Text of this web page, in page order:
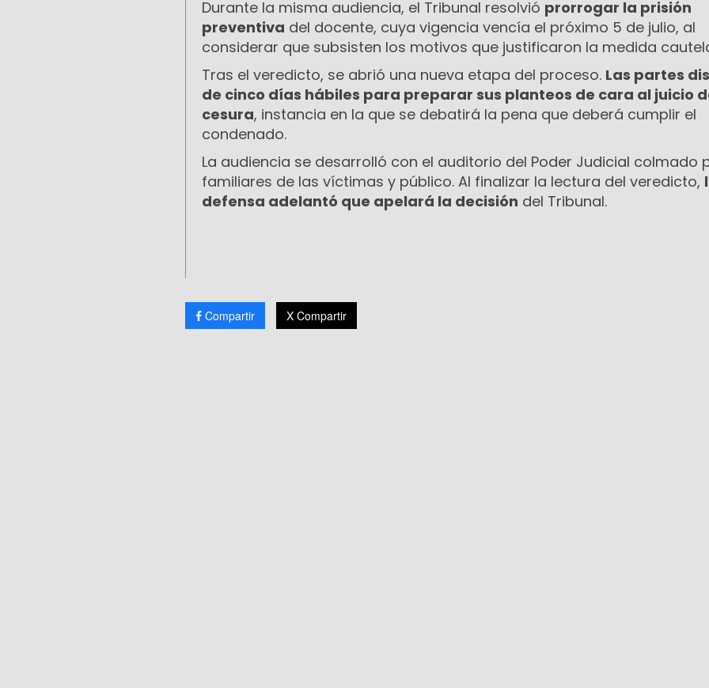
Durante la misma audiencia, el Tribunal resolvió prorrogar la prisión
preventiva del docente, cuya vigencia vencía el próximo 5 de julio, al
considerar que subsisten los motivos que justificaron la medida
Tras el veredicto, se abrió una nueva etapa del proceso. Las partes
de cinco días hábiles para preparar sus planteos de cara al juicio
cesura, instancia en la que se debatirá la pena que deberá cumplir el
condenado.
La audiencia se desarrolló con el auditorio del Poder Judicial colmado
familiares de las víctimas y público. Al finalizar la lectura del veredicto,
defensa adelantó que apelará la decisión del Tribunal.
Compartir X Compartir